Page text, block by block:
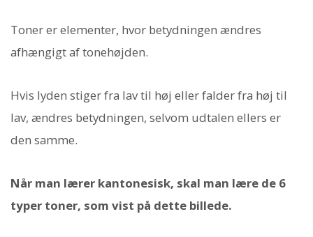
Toner er elementer, hvor betydningen ændres
afhængigt af tonehøjden.
Hvis lyden stiger fra lav til høj eller falder fra høj til
lav, ændres betydningen, selvom udtalen ellers er
den samme.
Når man lærer kantonesisk, skal man lære de 6
typer toner, som vist på dette billede.